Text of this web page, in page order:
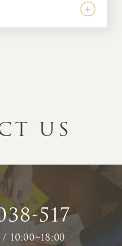
T US
517
10:00~18:00